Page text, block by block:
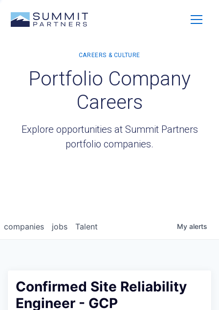
Portfolio Company
Careers
Explore opportunities at Summit Partners
portfolio companies.
jobs
companies Talent My alerts
Confirmed Site Reliability
Engineer - GCP